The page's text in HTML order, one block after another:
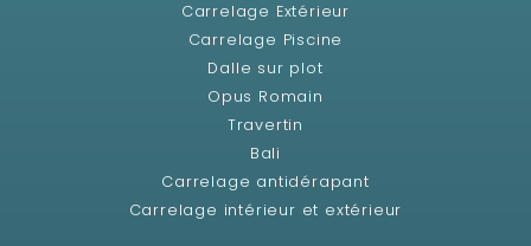
Carrelage Extérieur
Carrelage Piscine
Dalle sur plot
Opus Romain
Travertin
Bali
Carrelage antidérapant
Carrelage intérieur et extérieur